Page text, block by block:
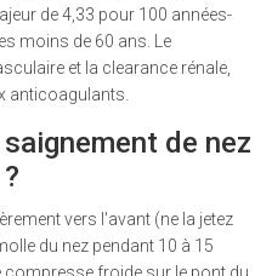
de 4,33 pour 100 années-
moins de 60 ans. Le
et la clearance rénale,
anticoagulants.
de nez
vers l'avant (ne la jetez
du nez pendant 10 à 15